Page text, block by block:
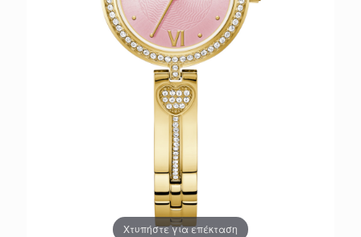
Χτυπήστε για επέκταση